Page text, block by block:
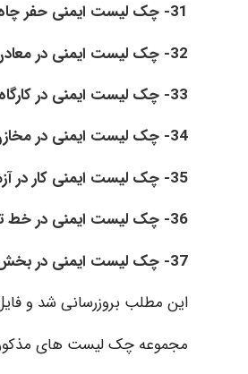
31- چک لیست ایمنی حفر چاه های دستی
32- چک لیست ایمنی در معادن
33- چک لیست ایمنی در کارگاه های ساختمانی
34- چک لیست ایمنی در مخازن آب و استخرها
35- چک لیست ایمنی کار در آزمایشگاه ها
36- چک لیست ایمنی در خط تولید
37- چک لیست ایمنی در بخش اداری
این مطلب بروزرسانی شد و
مجموعه چک لیست های مذکور